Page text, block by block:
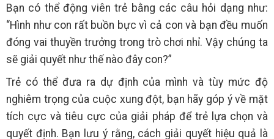
Bạn có thể động viên trẻ bằng các câu hỏi dạng như:
“Hình như con rất buồn bực vì cả con và bạn đều muốn
đóng vai thuyền trưởng trong trò chơi nhỉ. Vậy chúng ta
sẽ giải quyết như thế nào đây con?”
Trẻ có thể đưa ra dự định của mình và tùy mức độ
nghiêm trọng của cuộc xung đột, bạn hãy góp ý về mặt
tích cực và tiêu cực của giải pháp để trẻ lựa chọn và
quyết định. Bạn lưu ý rằng, cách giải quyết hiệu quả là